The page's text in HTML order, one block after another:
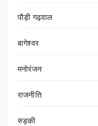
पौड़ी गढ़वाल
बागेश्वर
मनोरंजन
राजनीति
रुड़की